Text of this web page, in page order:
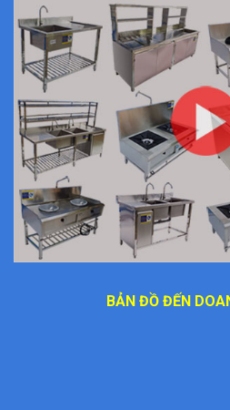
BẢN ĐỒ ĐẾN